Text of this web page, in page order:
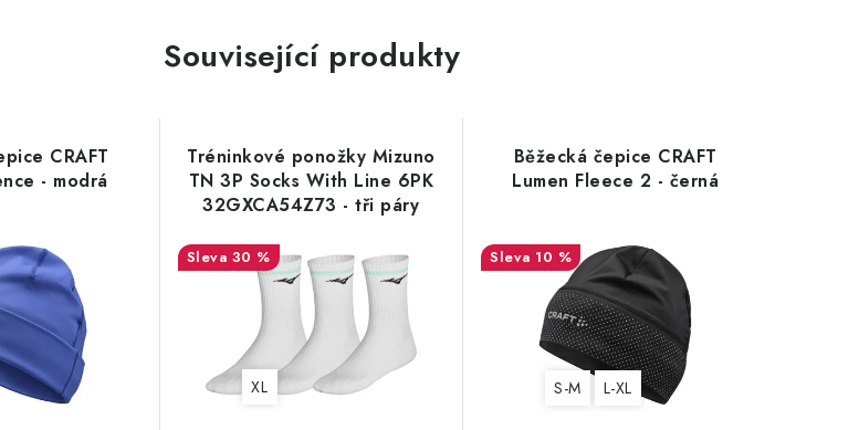
Související produkty
CRAFT
- modrá
Tréninkové ponožky Mizuno
TN 3P Socks With Line 6PK
32GXCA54Z73 - tři páry
30 %
XL
Běžecká čepice CRAFT
Lumen Fleece 2 - černá
10 %
S-M L-XL